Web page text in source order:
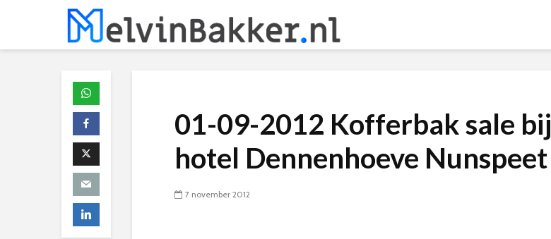
01-09-2012 Kofferbak sale bij
hotel Dennenhoeve Nunspeet
7 november 2012